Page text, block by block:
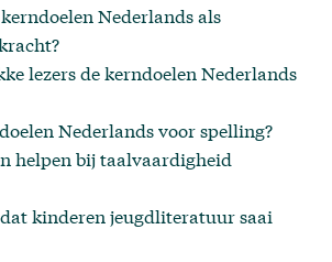
Nederlands als
lezers de kerndoelen Nederlands
Nederlands voor spelling?
helpen bij taalvaardigheid
kinderen jeugdliteratuur saai